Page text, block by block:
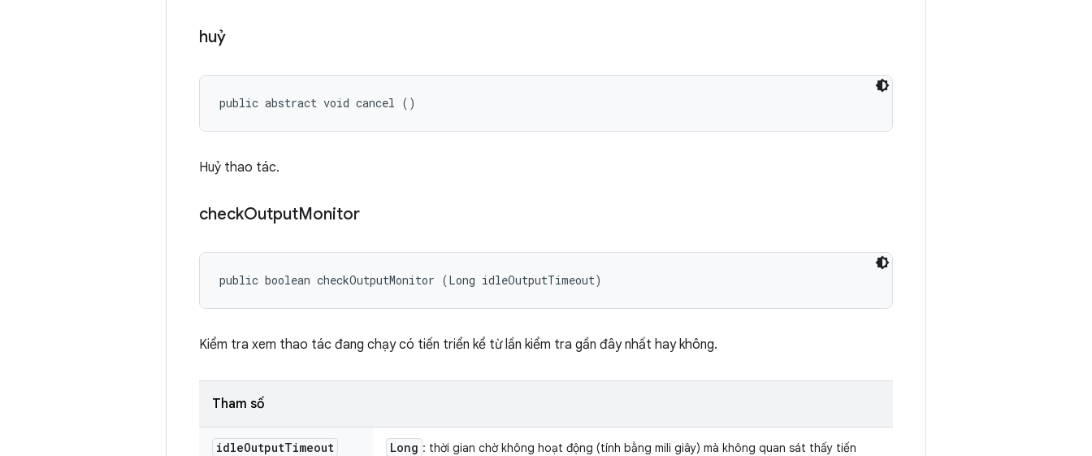
huỷ
public abstract void cancel ()
Huỷ thao tác.
checkOutputMonitor
public boolean checkOutputMonitor (Long idleOutputTimeout)
Kiểm tra xem thao tác đang chạy có tiến triển kể từ lần kiểm tra gần đây nhất hay không.
Tham số
idleOutputTimeout Long : thời gian chờ không hoạt động (tính bằng mili giây) mà không quan sát thấy tiến